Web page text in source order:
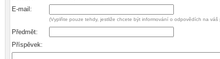
E-mail:
(Vyplňte pouze tehdy, jestliže chcete být informování o odpovědích na váš
Předmět:
Příspěvek: